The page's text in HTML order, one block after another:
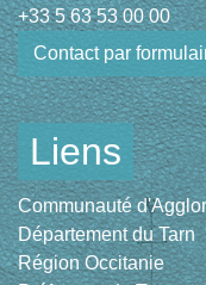
+33 5 63 53 00 00
Contact par
Liens
Communauté
Département du Tarn
Région Occitanie